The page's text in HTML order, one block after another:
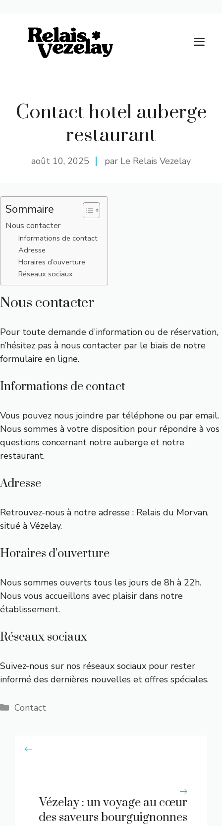
contenu
Contact hotel auberge
restaurant
août 10, 2025 par Le Relais Vezelay
Sommaire
Nous contacter
Informations de contact
Adresse
Horaires d’ouverture
Réseaux sociaux
Nous contacter
Pour toute demande d’information ou de réservation,
n’hésitez pas à nous contacter par le biais de notre
formulaire en ligne.
Informations de contact
Vous pouvez nous joindre par téléphone ou par email.
Nous sommes à votre disposition pour répondre à vos
questions concernant notre auberge et notre
restaurant.
Adresse
Retrouvez-nous à notre adresse : Relais du Morvan,
situé à Vézelay.
Horaires d’ouverture
Nous sommes ouverts tous les jours de 8h à 22h.
Nous vous accueillons avec plaisir dans notre
établissement.
Réseaux sociaux
Suivez-nous sur nos réseaux sociaux pour rester
informé des dernières nouvelles et offres spéciales.
Catégories
Contact
Vézelay : un voyage au cœur
des saveurs bourguignonnes